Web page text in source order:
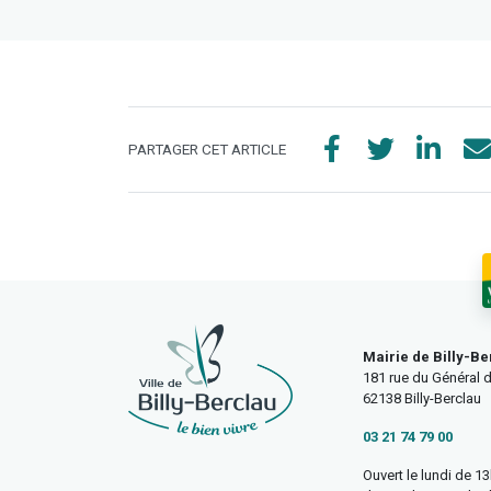
PARTAGER CET ARTICLE
Mairie de Billy-
181 rue du Général
62138 Billy-Berclau
03 21 74 79 00
Ouvert le lundi de